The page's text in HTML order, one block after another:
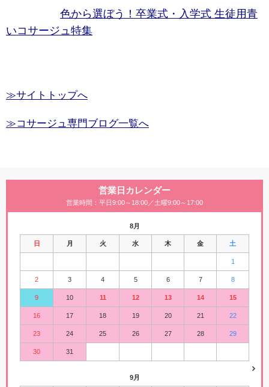
色から選ぼう！卒業式・入学式 生徒用青
いコサージュ特集
≫サイトトップへ
≫コサージュ専門ブログ一覧へ
営業日カレンダー
営業時間：平日9:00～18:00／土曜9:00～17:00
8月
日 月 火 水 木 金 土
1
2 3 4 5 6 7 8
9 10 11 12 13 14 15
16 17 18 19 20 21 22
23 24 25 26 27 28 29
30 31
9月